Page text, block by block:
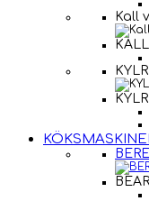
Kall